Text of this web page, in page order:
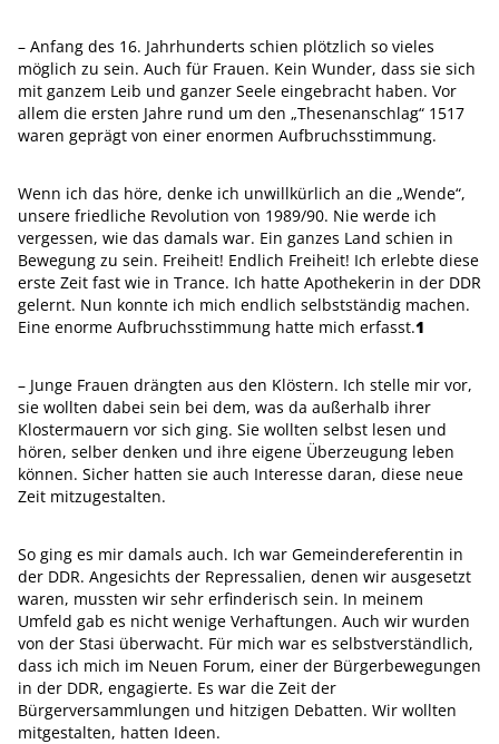
– Anfang des 16. Jahrhunderts schien plötzlich so vieles
möglich zu sein. Auch für Frauen. Kein Wunder, dass sie sich
mit ganzem Leib und ganzer Seele eingebracht haben. Vor
allem die ersten Jahre rund um den „Thesenanschlag“ 1517
waren geprägt von einer enormen Aufbruchsstimmung.
Wenn ich das höre, denke ich unwillkürlich an die „Wende“,
unsere friedliche Revolution von 1989/90. Nie werde ich
vergessen, wie das damals war. Ein ganzes Land schien in
Bewegung zu sein. Freiheit! Endlich Freiheit! Ich erlebte diese
erste Zeit fast wie in Trance. Ich hatte Apothekerin in der DDR
gelernt. Nun konnte ich mich endlich selbstständig machen.
Eine enorme Aufbruchsstimmung hatte mich erfasst.1
– Junge Frauen drängten aus den Klöstern. Ich stelle mir vor,
sie wollten dabei sein bei dem, was da außerhalb ihrer
Klostermauern vor sich ging. Sie wollten selbst lesen und
hören, selber denken und ihre eigene Überzeugung ­leben
können. Sicher hatten sie auch Interesse daran, diese neue
Zeit mitzugestalten.
So ging es mir damals auch. Ich war Gemeindereferentin in
der DDR. An­gesichts der Repressalien, denen wir ausgesetzt
waren, mussten wir sehr erfinderisch sein. In meinem
Umfeld gab es nicht wenige Verhaftungen. Auch wir wurden
von der Stasi überwacht. Für mich war es selbstverständlich,
dass ich mich im Neuen Forum, einer der Bürgerbewegungen
in der DDR, engagierte. Es war die Zeit der
Bürgerversammlungen und hitzigen Debatten. Wir wollten
mitgestalten, hatten Ideen.